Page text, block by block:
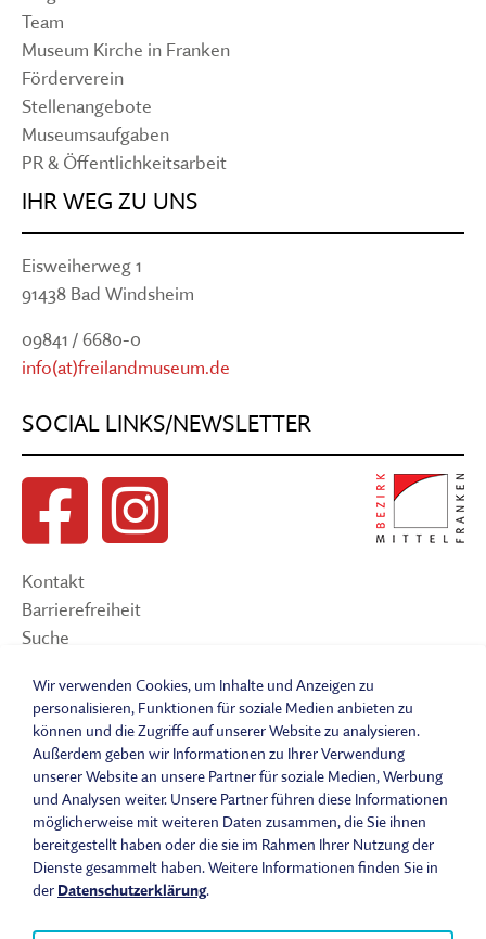
Team
Museum Kirche in Franken
Förderverein
Stellenangebote
Museumsaufgaben
PR & Öffentlichkeitsarbeit
IHR WEG ZU UNS
Eisweiherweg 1
91438 Bad Windsheim
09841 / 6680-0
info(at)freilandmuseum.de
SOCIAL LINKS/NEWSLETTER
Kontakt
Barrierefreiheit
Suche
Impressum
Datenschutzerklärung
Barrierefreiheitserklärung
Leichte Sprache
Widerrufsbelehrung
Vertrag widerrufen
AGB
Benutzungsordnung
Wir verwenden Cookies, um Inhalte und Anzeigen zu
personalisieren, Funktionen für soziale Medien anbieten zu
können und die Zugriffe auf unserer Website zu analysieren.
Außerdem geben wir Informationen zu Ihrer Verwendung
unserer Website an unsere Partner für soziale Medien, Werbung
und Analysen weiter. Unsere Partner führen diese Informationen
möglicherweise mit weiteren Daten zusammen, die Sie ihnen
bereitgestellt haben oder die sie im Rahmen Ihrer Nutzung der
Dienste gesammelt haben. Weitere Informationen finden Sie in
der Datenschutzerklärung.